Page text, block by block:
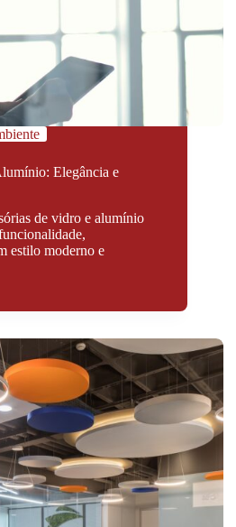
Elegância e
de vidro e alumínio
estilo moderno e